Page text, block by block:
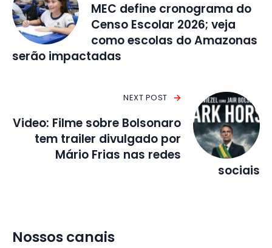
MEC define cronograma do
Censo Escolar 2026; veja
como escolas do Amazonas
serão impactadas
NEXT POST
Video: Filme sobre Bolsonaro
tem trailer divulgado por
Mário Frias nas redes
sociais
Nossos canais